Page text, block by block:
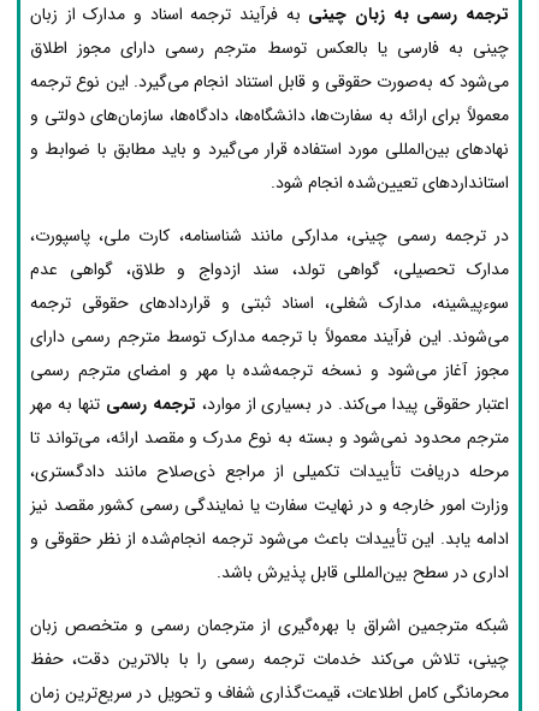
ترجمه رسمی به زبان چینی به فرآیند ترجمه اسناد و مدارک از زبان
چینی به فارسی یا بالعکس توسط مترجم رسمی دارای مجوز اطلاق
می‌شود که به‌صورت حقوقی و قابل استناد انجام می‌گیرد. این نوع ترجمه
معمولاً برای ارائه به سفارت‌ها، دانشگاه‌ها، دادگاه‌ها، سازمان‌های دولتی و
نهادهای بین‌المللی مورد استفاده قرار می‌گیرد و باید مطابق با ضوابط و
استانداردهای تعیین‌شده انجام شود.
در ترجمه رسمی چینی، مدارکی مانند شناسنامه، کارت ملی، پاسپورت،
مدارک تحصیلی، گواهی تولد، سند ازدواج و طلاق، گواهی عدم
سوءپیشینه، مدارک شغلی، اسناد ثبتی و قراردادهای حقوقی ترجمه
می‌شوند. این فرآیند معمولاً با ترجمه مدارک توسط مترجم رسمی دارای
مجوز آغاز می‌شود و نسخه ترجمه‌شده با مهر و امضای مترجم رسمی
اعتبار حقوقی پیدا می‌کند. در بسیاری از موارد، ترجمه رسمی تنها به مهر
مترجم محدود نمی‌شود و بسته به نوع مدرک و مقصد ارائه، می‌تواند تا
مرحله دریافت تأییدات تکمیلی از مراجع ذی‌صلاح مانند دادگستری،
وزارت امور خارجه و در نهایت سفارت یا نمایندگی رسمی کشور مقصد نیز
ادامه یابد. این تأییدات باعث می‌شود ترجمه انجام‌شده از نظر حقوقی و
اداری در سطح بین‌المللی قابل پذیرش باشد.
شبکه مترجمین اشراق با بهره‌گیری از مترجمان رسمی و متخصص زبان
چینی، تلاش می‌کند خدمات ترجمه رسمی را با بالاترین دقت، حفظ
محرمانگی کامل اطلاعات، قیمت‌گذاری شفاف و تحویل در سریع‌ترین زمان